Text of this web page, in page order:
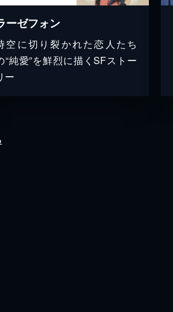
ーゼフォン
空に切り裂かれた恋人たち
“純愛”を鮮烈に描くSFストー
ー